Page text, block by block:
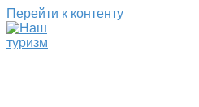
Перейти к контенту